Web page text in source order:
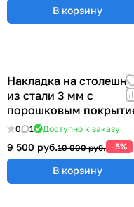
В корзину
Накладка на
из стали 3 мм с
порошковым
(ширина 1310 мм) ER-
0 1 Доступно к заказу
9 500 руб.10 000 руб. -5%
В корзину